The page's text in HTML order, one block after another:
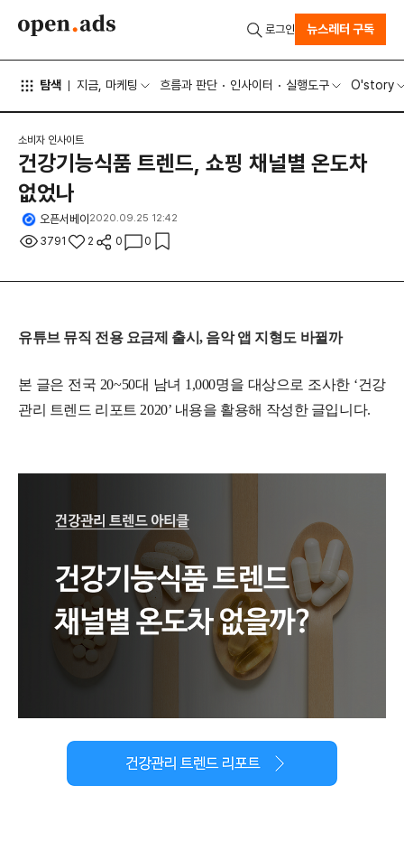
탐색 지금, 마케팅 흐름과 판단 인사이터 실행도구 O'story
로그인 뉴스레터 구독
소비자 인사이트
건강기능식품 트렌드, 쇼핑 채널별 온도차
없었나
오픈서베이 2020.09.25 12:42
3791 2 0 0
유튜브 뮤직 전용 요금제 출시, 음악 앱 지형도 바뀔까
본 글은 전국 20~50대 남녀 1,000명을 대상으로 조사한 ‘건강
관리 트렌드 리포트 2020’ 내용을 활용해 작성한 글입니다.